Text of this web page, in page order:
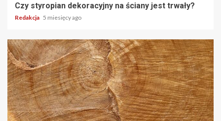
Czy styropian dekoracyjny na ściany jest trwały?
Redakcja 5 miesięcy ago